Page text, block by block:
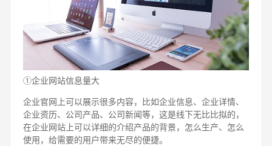
①企业网站信息量大
企业官网上可以展示很多内容，比如企业信息、企业详情、
企业资历、公司产品、公司新闻等，这是线下无比比拟的，
在企业网站上可以详细的介绍产品的背景，怎么生产、怎么
使用，给需要的用户带来无尽的便捷。